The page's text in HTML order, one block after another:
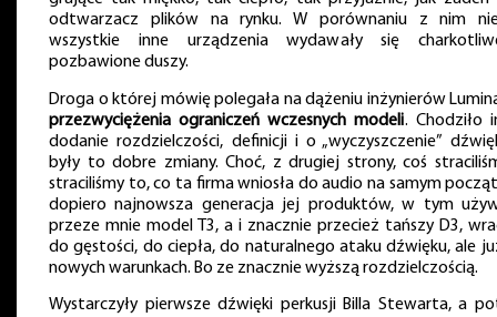
odtwarzacz plików na rynku. W porównaniu z nim
wszystkie inne urządzenia wydawały się
pozbawione duszy.
Droga o której mówię polegała na dążeniu inżynierów
przezwyciężenia ograniczeń wczesnych modeli. Chodziło
dodanie rozdzielczości, definicji i o „wyczyszczenie”
były to dobre zmiany. Choć, z drugiej strony, coś
straciliśmy to, co ta firma wniosła do audio na samym
dopiero najnowsza generacja jej produktów, w tym
przeze mnie model T3, a i znacznie przecież tańszy D3,
do gęstości, do ciepła, do naturalnego ataku dźwięku, ale
nowych warunkach. Bo ze znacznie wyższą rozdzielczością.
Wystarczyły pierwsze dźwięki perkusji Billa Stewarta, a